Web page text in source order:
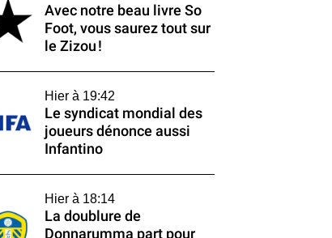
Avec notre beau livre So
Foot, vous saurez tout sur
le Zizou !
Hier à 19:42
Le syndicat mondial des
joueurs dénonce aussi
Infantino
Hier à 18:14
La doublure de
Donnarumma part pour